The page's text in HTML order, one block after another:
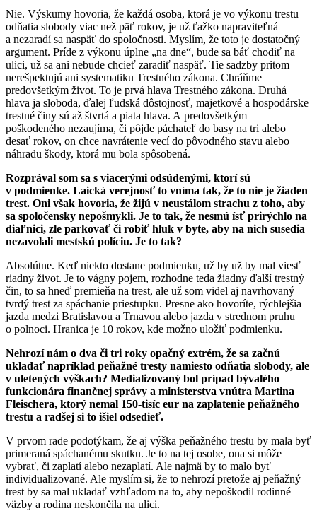
Nie. Výskumy hovoria, že každá osoba, ktorá je vo výkonu trestu
odňatia slobody viac než päť rokov, je už ťažko napraviteľná
a nezaradí sa naspäť do spoločnosti. Myslím, že toto je dostatočný
argument. Príde z výkonu úplne „na dne“, bude sa báť chodiť na
ulici, už sa ani nebude chcieť zaradiť naspäť. Tie sadzby pritom
nerešpektujú ani systematiku Trestného zákona. Chráňme
predovšetkým život. To je prvá hlava Trestného zákona. Druhá
hlava ja sloboda, ďalej ľudská dôstojnosť, majetkové a hospodárske
trestné činy sú až štvrtá a piata hlava. A predovšetkým –
poškodeného nezaujíma, či pôjde páchateľ do basy na tri alebo
desať rokov, on chce navrátenie vecí do pôvodného stavu alebo
náhradu škody, ktorá mu bola spôsobená.
Rozprával som sa s viacerými odsúdenými, ktorí sú
v podmienke. Laická verejnosť to vníma tak, že to nie je žiaden
trest. Oni však hovoria, že žijú v neustálom strachu z toho, aby
sa spoločensky nepošmykli. Je to tak, že nesmú ísť prirýchlo na
diaľnici, zle parkovať či robiť hluk v byte, aby na nich susedia
nezavolali mestskú políciu. Je to tak?
Absolútne. Keď niekto dostane podmienku, už by už by mal viesť
riadny život. Je to vágny pojem, rozhodne teda žiadny ďalší trestný
čin, to sa hneď premieňa na trest, ale už som videl aj navrhovaný
tvrdý trest za spáchanie priestupku. Presne ako hovoríte, rýchlejšia
jazda medzi Bratislavou a Trnavou alebo jazda v strednom pruhu
o polnoci. Hranica je 10 rokov, kde možno uložiť podmienku.
Nehrozí nám o dva či tri roky opačný extrém, že sa začnú
ukladať napríklad peňažné tresty namiesto odňatia slobody, ale
v uletených výškach? Medializovaný bol prípad bývalého
funkcionára finančnej správy a ministerstva vnútra Martina
Fleischera, ktorý nemal 150-tisíc eur na zaplatenie peňažného
trestu a radšej si to išiel odsedieť.
V prvom rade podotýkam, že aj výška peňažného trestu by mala byť
primeraná spáchanému skutku. Je to na tej osobe, ona si môže
vybrať, či zaplatí alebo nezaplatí. Ale najmä by to malo byť
individualizované. Ale myslím si, že to nehrozí pretože aj peňažný
trest by sa mal ukladať vzhľadom na to, aby nepoškodil rodinné
väzby a rodina neskončila na ulici.